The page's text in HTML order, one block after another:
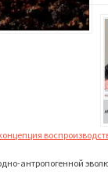
антропогенной